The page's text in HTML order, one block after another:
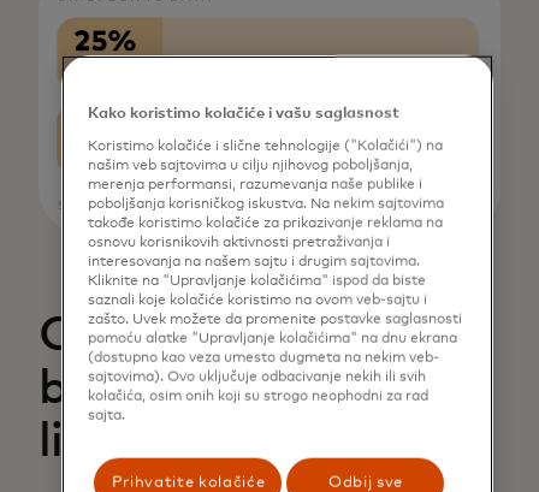
Otvoreno
bankarstvo menja
lice kreditiranja
Kako koristimo kolačiće i vašu saglasnost
Koristimo kolačiće i slične tehnologije ("Kolačići") na
našim veb sajtovima u cilju njihovog poboljšanja,
merenja performansi, razumevanja naše publike i
poboljšanja korisničkog iskustva. Na nekim sajtovima
takođe koristimo kolačiće za prikazivanje reklama na
osnovu korisnikovih aktivnosti pretraživanja i
interesovanja na našem sajtu i drugim sajtovima.
Kliknite na "Upravljanje kolačićima" ispod da biste
saznali koje kolačiće koristimo na ovom veb-sajtu i
zašto. Uvek možete da promenite postavke saglasnosti
pomoću alatke "Upravljanje kolačićima" na dnu ekrana
(dostupno kao veza umesto dugmeta na nekim veb-
sajtovima). Ovo uključuje odbacivanje nekih ili svih
kolačića, osim onih koji su strogo neophodni za rad
sajta.
Prihvatite kolačiće Odbij sve